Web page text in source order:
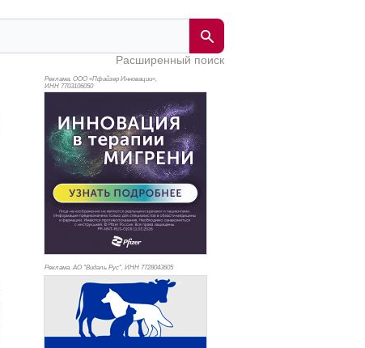
Расширенный поиск
Реклама. ООО «Пфайзер Инновации»,
ИНН 7703106050
Реклама. АО "Видаль Рус", ИНН 7728043605